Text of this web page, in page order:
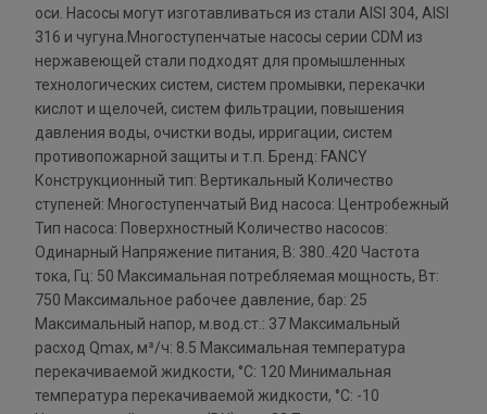
оси. Насосы могут изготавливаться из стали AISI 304, AISI
316 и чугуна.Многоступенчатые насосы серии CDM из
нержавеющей стали подходят для промышленных
технологических систем, систем промывки, перекачки
кислот и щелочей, систем фильтрации, повышения
давления воды, очистки воды, ирригации, систем
противопожарной защиты и т.п. Бренд: FANCY
Конструкционный тип: Вертикальный Количество
ступеней: Многоступенчатый Вид насоса: Центробежный
Тип насоса: Поверхностный Количество насосов:
Одинарный Напряжение питания, В: 380..420 Частота
тока, Гц: 50 Максимальная потребляемая мощность, Вт:
750 Максимальное рабочее давление, бар: 25
Максимальный напор, м.вод.ст.: 37 Максимальный
расход Qmax, м³/ч: 8.5 Максимальная температура
перекачиваемой жидкости, °С: 120 Минимальная
температура перекачиваемой жидкости, °С: -10